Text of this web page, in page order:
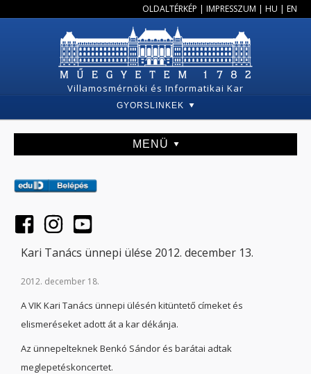
OLDALTÉRKÉP | IMPRESSZUM | HU | EN
Villamosmérnöki és Informatikai Kar
GYORSLINKEK
MENÜ
Kari Tanács ünnepi ülése 2012. december 13.
2012. december 18.
A VIK Kari Tanács ünnepi ülésén kitüntető címeket és
elismeréseket adott át a kar dékánja.
Az ünnepelteknek Benkó Sándor és barátai adtak
meglepetéskoncertet.